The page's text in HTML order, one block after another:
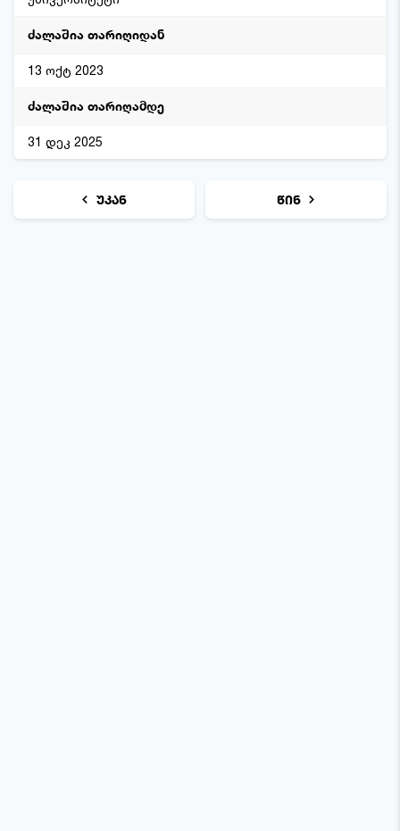
13 ოქტ 2023
31 დეკ 2025
უკან წინ